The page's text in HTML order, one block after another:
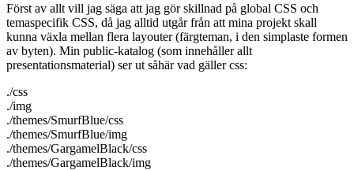
Först av allt vill jag säga att jag gör skillnad på global CSS och
temaspecifik CSS, då jag alltid utgår från att mina projekt skall
kunna växla mellan flera layouter (färgteman, i den simplaste formen
av byten). Min public-katalog (som innehåller allt
presentationsmaterial) ser ut såhär vad gäller css:
./css
./img
./themes/SmurfBlue/css
./themes/SmurfBlue/img
./themes/GargamelBlack/css
./themes/GargamelBlack/img